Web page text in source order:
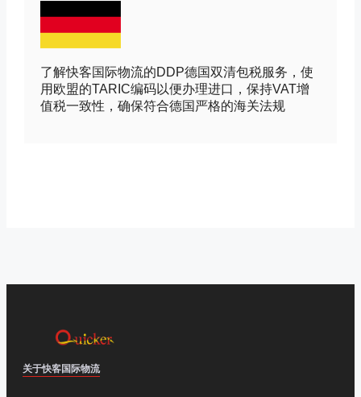
了解快客国际物流的DDP德国双清包税服务，使
用欧盟的TARIC编码以便办理进口，保持VAT增
值税一致性，确保符合德国严格的海关法规
关于快客国际物流